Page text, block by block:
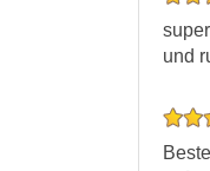
und